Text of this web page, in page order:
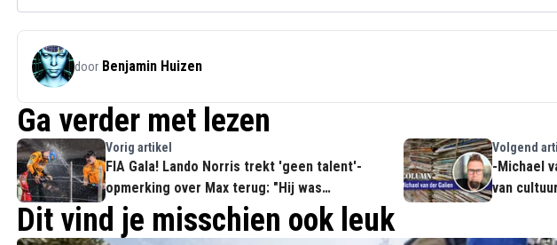
door Benjamin Huizen
Ga verder met lezen
Vorig artikel
FIA Gala! Lando Norris trekt 'geen talent'-
opmerking over Max terug: "Hij was
ongelooflijk"
Volgend
-Michael
van
Dit vind je misschien ook leuk